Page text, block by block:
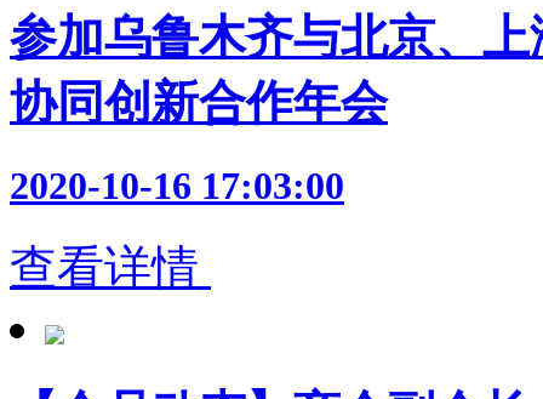
参加乌鲁木齐与北京、
协同创新合作年会
2020-10-16 17:03:00
查看详情